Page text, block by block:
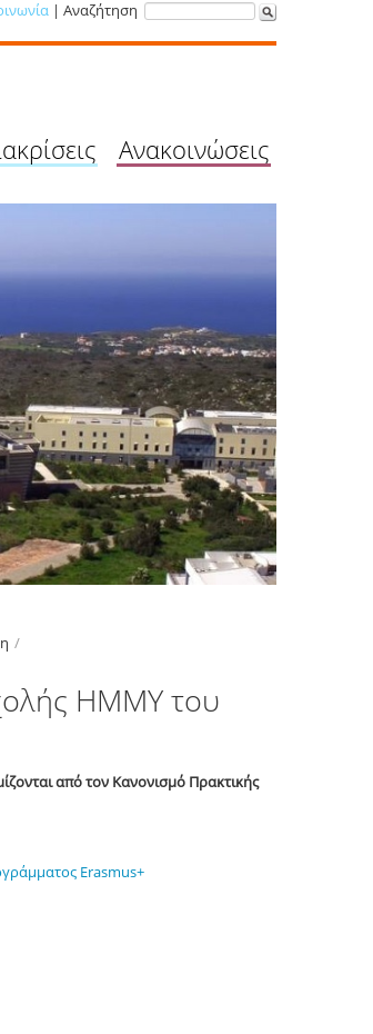
| Αναζήτηση
Ανακοινώσεις
/
ΗΜΜΥ του
από τον Κανονισμό Πρακτικής
Erasmus+